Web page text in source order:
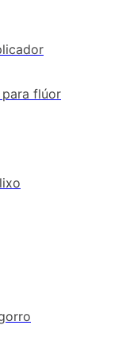
flúor